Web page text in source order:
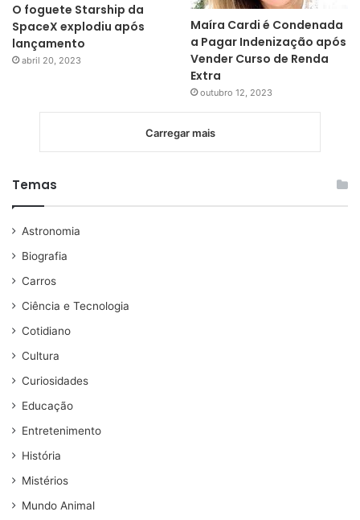
O foguete Starship da
SpaceX explodiu após
lançamento
abril 20, 2023
Maíra Cardi é Condenada
a Pagar Indenização após
Vender Curso de Renda
Extra
outubro 12, 2023
Carregar mais
Temas
Astronomia
Biografia
Carros
Ciência e Tecnologia
Cotidiano
Cultura
Curiosidades
Educação
Entretenimento
História
Mistérios
Mundo Animal